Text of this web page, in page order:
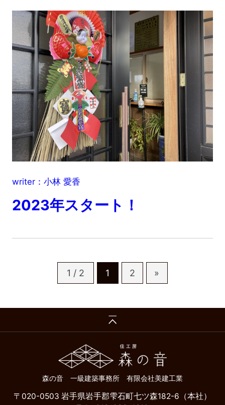
writer：小林 愛香
2023年スタート！
1 / 2 1 2 »
森の音 一級建築事務所 有限会社美建工業
〒020-0503 岩手県岩手郡雫石町七ツ森182-6（本社）